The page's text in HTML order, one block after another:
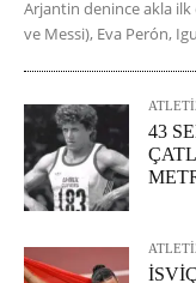
Arjantin denince akla
ve Messi), Eva Perón,
43